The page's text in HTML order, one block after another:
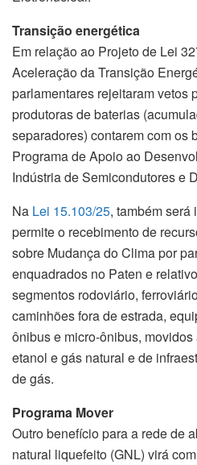
Transição energética
Em relação ao Projeto de Lei
Aceleração da Transição
parlamentares rejeitaram vetos
produtoras de baterias
separadores) contarem com os
Programa de Apoio ao
Indústria de Semicondutores e
Na Lei 15.103/25, também
permite o recebimento de
sobre Mudança do Clima por
enquadrados no Paten e
segmentos rodoviário,
caminhões fora de estrada,
ônibus e micro-ônibus,
etanol e gás natural e de
de gás.
Programa Mover
Outro benefício para a rede de
natural liquefeito (GNL) virá